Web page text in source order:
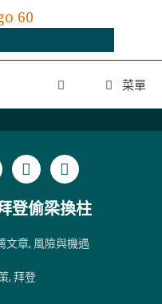
菜單
登偷梁換柱
文章, 風險與機遇
, 拜登